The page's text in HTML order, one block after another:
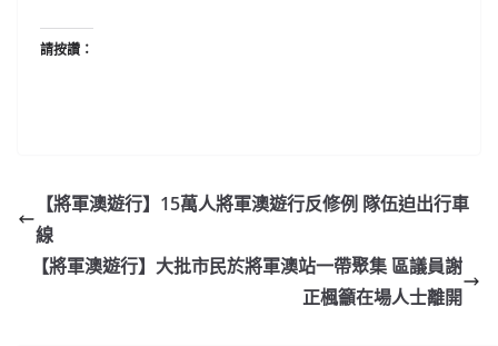
請按讚：
【將軍澳遊行】15萬人將軍澳遊行反修例 隊伍迫出行車
線
【將軍澳遊行】大批市民於將軍澳站一帶聚集 區議員謝
正楓籲在場人士離開